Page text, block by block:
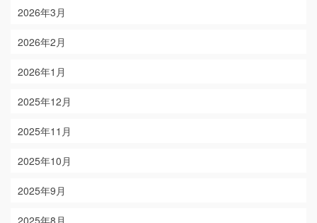
2026年3月
2026年2月
2026年1月
2025年12月
2025年11月
2025年10月
2025年9月